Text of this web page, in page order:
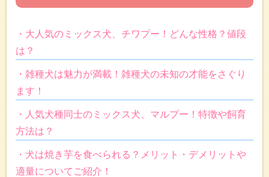
・大人気のミックス犬、チワプー！どんな性格？値段
は？
・雑種犬は魅力が満載！雑種犬の未知の才能をさぐり
ます！
・人気犬種同士のミックス犬、マルプー！特徴や飼育
方法は？
・犬は焼き芋を食べられる？メリット・デメリットや
適量についてご紹介！